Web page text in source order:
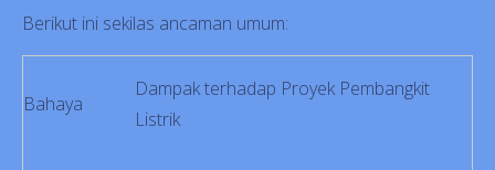
Berikut ini sekilas ancaman umum:
Bahaya
Dampak terhadap Proyek Pembangkit
Listrik